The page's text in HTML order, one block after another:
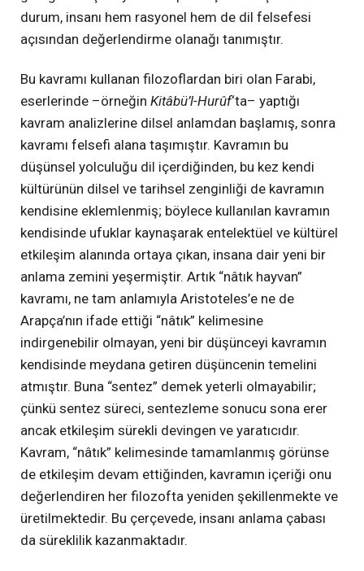
durum, insanı hem rasyonel hem de dil felsefesi
açısından değerlendirme olanağı tanımıştır.
Bu kavramı kullanan filozoflardan biri olan Farabi,
eserlerinde –örneğin Kitâbü’l-Hurûf‘ta– yaptığı
kavram analizlerine dilsel anlamdan başlamış, sonra
kavramı felsefi alana taşımıştır. Kavramın bu
düşünsel yolculuğu dil içerdiğinden, bu kez kendi
kültürünün dilsel ve tarihsel zenginliği de kavramın
kendisine eklemlenmiş; böylece kullanılan kavramın
kendisinde ufuklar kaynaşarak entelektüel ve kültürel
etkileşim alanında ortaya çıkan, insana dair yeni bir
anlama zemini yeşermiştir. Artık “nâtık hayvan”
kavramı, ne tam anlamıyla Aristoteles’e ne de
Arapça’nın ifade ettiği “nâtık” kelimesine
indirgenebilir olmayan, yeni bir düşünceyi kavramın
kendisinde meydana getiren düşüncenin temelini
atmıştır. Buna “sentez” demek yeterli olmayabilir;
çünkü sentez süreci, sentezleme sonucu sona erer
ancak etkileşim sürekli devingen ve yaratıcıdır.
Kavram, “nâtık” kelimesinde tamamlanmış görünse
de etkileşim devam ettiğinden, kavramın içeriği onu
değerlendiren her filozofta yeniden şekillenmekte ve
üretilmektedir. Bu çerçevede, insanı anlama çabası
da süreklilik kazanmaktadır.